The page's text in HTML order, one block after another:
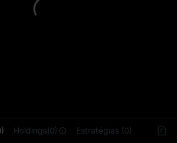
Holdings(0) Estratégias (0)